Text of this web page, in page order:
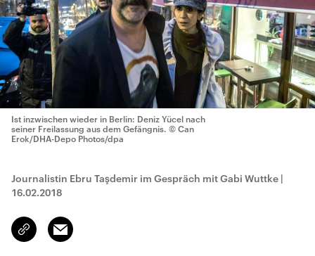
Ist inzwischen wieder in Berlin: Deniz Yücel nach
seiner Freilassung aus dem Gefängnis. © Can
Erok/DHA-Depo Photos/dpa
Journalistin Ebru Taşdemir im Gespräch mit Gabi Wuttke |
16.02.2018
Link
kopieren/teilen
Email